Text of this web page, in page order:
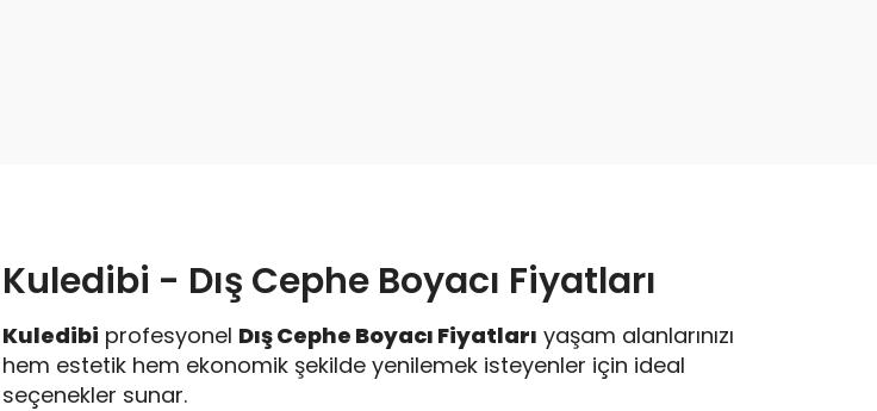
Kuledibi - Dış Cephe Boyacı Fiyatları
Kuledibi profesyonel Dış Cephe Boyacı Fiyatları yaşam alanlarınızı
hem estetik hem ekonomik şekilde yenilemek isteyenler için ideal
seçenekler sunar.